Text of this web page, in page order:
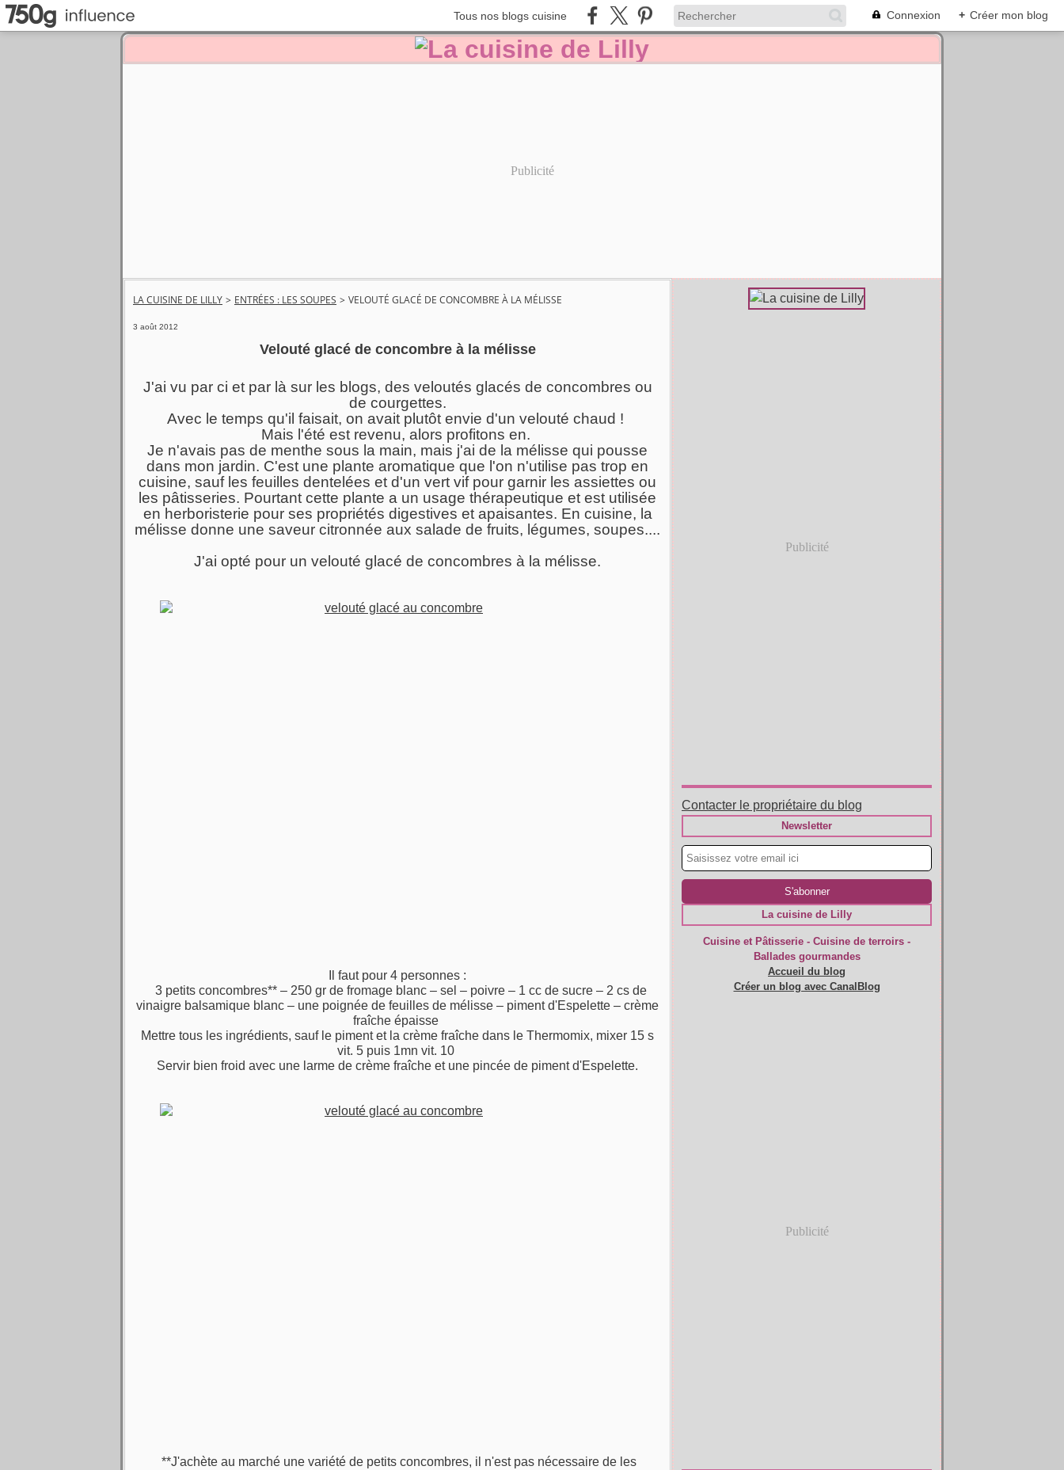
Tous nos blogs cuisine Connexion + Créer mon blog
Publicité
LA CUISINE DE LILLY > ENTRÉES : LES SOUPES > VELOUTÉ GLACÉ DE CONCOMBRE À LA MÉLISSE
3 août 2012
Velouté glacé de concombre à la mélisse
J'ai vu par ci et par là sur les blogs, des veloutés glacés de concombres ou
de courgettes.
Avec le temps qu'il faisait, on avait plutôt envie d'un velouté chaud !
Mais l'été est revenu, alors profitons en.
Je n'avais pas de menthe sous la main, mais j'ai de la mélisse qui pousse
dans mon jardin. C'est une plante aromatique que l'on n'utilise pas trop en
cuisine, sauf les feuilles dentelées et d'un vert vif pour garnir les assiettes ou
les pâtisseries. Pourtant cette plante a un usage thérapeutique et est utilisée
en herboristerie pour ses propriétés digestives et apaisantes. En cuisine, la
mélisse donne une saveur citronnée aux salade de fruits, légumes, soupes....
J'ai opté pour un velouté glacé de concombres à la mélisse.
Il faut pour 4 personnes :
3 petits concombres** – 250 gr de fromage blanc – sel – poivre – 1 cc de sucre – 2 cs de
vinaigre balsamique blanc – une poignée de feuilles de mélisse – piment d'Espelette – crème
fraîche épaisse
Mettre tous les ingrédients, sauf le piment et la crème fraîche dans le Thermomix, mixer 15 s
vit. 5 puis 1mn vit. 10
Servir bien froid avec une larme de crème fraîche et une pincée de piment d'Espelette.
**J'achète au marché une variété de petits concombres, il n'est pas nécessaire de les
Publicité
Contacter le propriétaire du blog
Newsletter
La cuisine de Lilly
Cuisine et Pâtisserie - Cuisine de terroirs -
Ballades gourmandes
Accueil du blog
Créer un blog avec CanalBlog
Publicité